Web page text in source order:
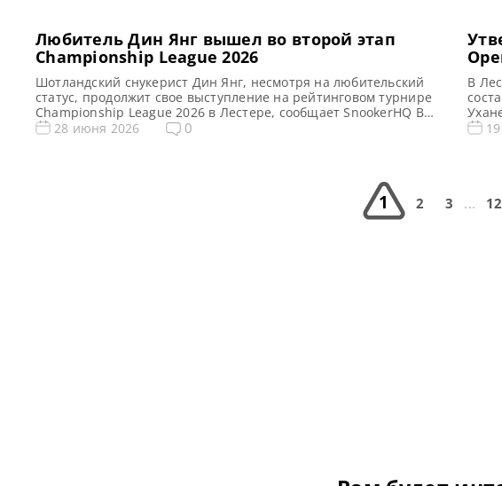
Любитель Дин Янг вышел во второй этап
Championship League 2026
Шотландский снукерист Дин Янг, несмотря на любительский
статус, продолжит свое выступление на рейтинговом турнире
Championship League 2026 в Лестере, сообщает SnookerHQ В
субботу в Лестере Дин Янг занял первое место в 8 Группе,
28 июня 2026 0
В
1 2 3 ... 12